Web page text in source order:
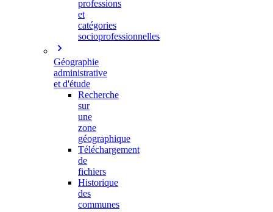
professions
et
catégories
socioprofessionnelles
Géographie
administrative
et d'étude
Recherche
sur
une
zone
géographique
Téléchargement
de
fichiers
Historique
des
communes